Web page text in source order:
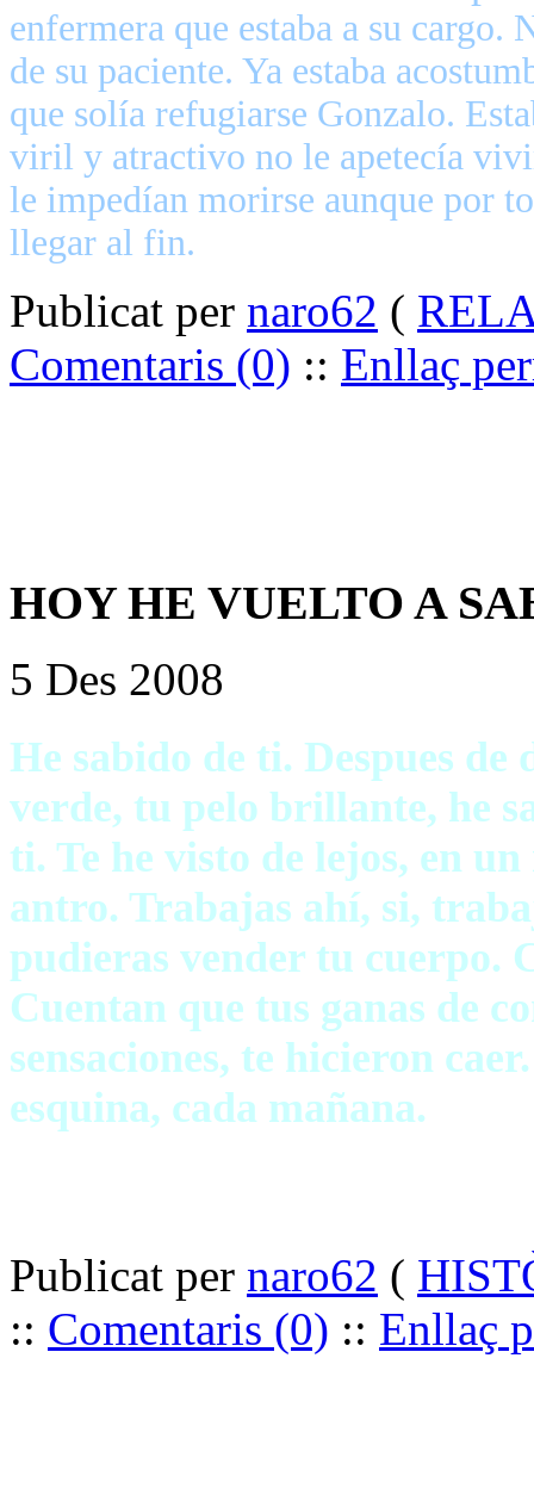
enfermera que estaba a su
de su paciente. Ya estaba
que solía refugiarse Gonzalo.
viril y atractivo no le apetecía
le impedían morirse aunque por
llegar al fin.
Publicat per naro62 (
Comentaris (0) :: Enllaç
HOY HE VUELTO A
5 Des 2008
He sabido de ti. Despues de
verde, tu pelo brillante, he
ti. Te he visto de lejos, en
antro. Trabajas ahí, si,
pudieras vender tu cuerpo.
Cuentan que tus ganas de
sensaciones, te hicieron
esquina, cada mañana.
Publicat per naro62 (
:: Comentaris (0) :: Enllaç